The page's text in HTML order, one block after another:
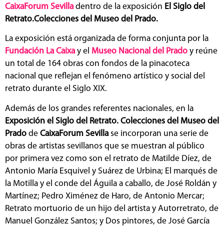
CaixaForum Sevilla dentro de la exposición El Siglo del
Retrato.Colecciones del Museo del Prado.
La exposición está organizada de forma conjunta por la
Fundación La Caixay el Museo Nacional del Prado y reúne
un total de 164 obras con fondos de la pinacoteca
nacional que reflejan el fenómeno artístico y social del
retrato durante el Siglo XIX.
Además de los grandes referentes nacionales, en la
Exposición el Siglo del Retrato. Colecciones del Museo del
Prado de CaixaForum Sevillase incorporan una serie de
obras de artistas sevillanos que se muestran al público
por primera vez como son el retrato de Matilde Díez, de
Antonio María Esquivel y Suárez de Urbina; El marqués de
la Motilla y el conde del Águila a caballo, de José Roldán y
Martínez; Pedro Ximénez de Haro, de Antonio Mercar;
Retrato mortuorio de un hijo del artista y Autorretrato, de
Manuel González Santos; y Dos pintores, de José García